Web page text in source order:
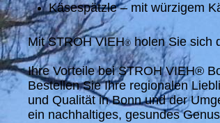
Käsespätzle – mit würzigem
Mit STROH VIEH® holen Sie sich
Ihre Vorteile bei STROH VIEH®
Bestellen Sie Ihre regionalen
und Qualität in Bonn und der
ein nachhaltiges, gesundes